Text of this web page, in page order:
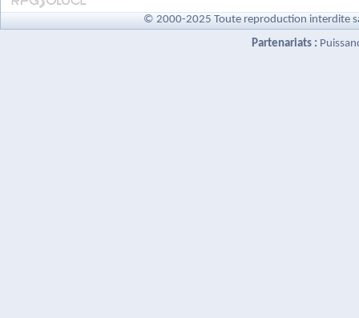
© 2000-2025 Toute reproduction interdite
Partenariats :